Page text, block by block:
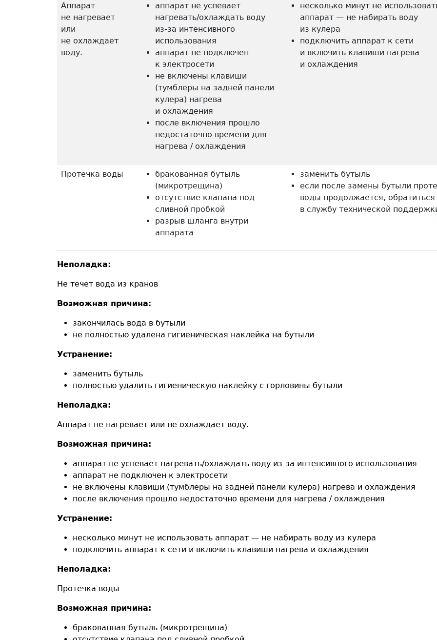
Аппарат
не нагревает
или
не охлаждает
воду.
аппарат не успевает
нагревать/охлаждать воду
из-за интенсивного
использования
аппарат не подключен
к электросети
не включены клавиши
(тумблеры на задней панели
кулера) нагрева
и охлаждения
после включения прошло
недостаточно времени для
нагрева / охлаждения
несколько минут не
аппарат — не набирать воду
из кулера
подключить аппарат к сети
и включить клавиши нагрева
и охлаждения
Протечка воды
бракованная бутыль
(микротрещина)
отсутствие клапана под
сливной пробкой
разрыв шланга внутри
аппарата
заменить бутыль
если после замены бутыли
воды продолжается, обратиться
в службу технической
Неполадка:
Не течет вода из кранов
Возможная причина:
закончилась вода в бутыли
не полностью удалена гигиеническая наклейка на бутыли
Устранение:
заменить бутыль
полностью удалить гигиеническую наклейку с горловины бутыли
Неполадка:
Аппарат не нагревает или не охлаждает воду.
Возможная причина:
аппарат не успевает нагревать/охлаждать воду из-за интенсивного использования
аппарат не подключен к электросети
не включены клавиши (тумблеры на задней панели кулера) нагрева и охлаждения
после включения прошло недостаточно времени для нагрева / охлаждения
Устранение:
несколько минут не использовать аппарат — не набирать воду из кулера
подключить аппарат к сети и включить клавиши нагрева и охлаждения
Неполадка:
Протечка воды
Возможная причина:
бракованная бутыль (микротрещина)